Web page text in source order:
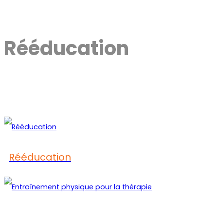
Rééducation
Rééducation